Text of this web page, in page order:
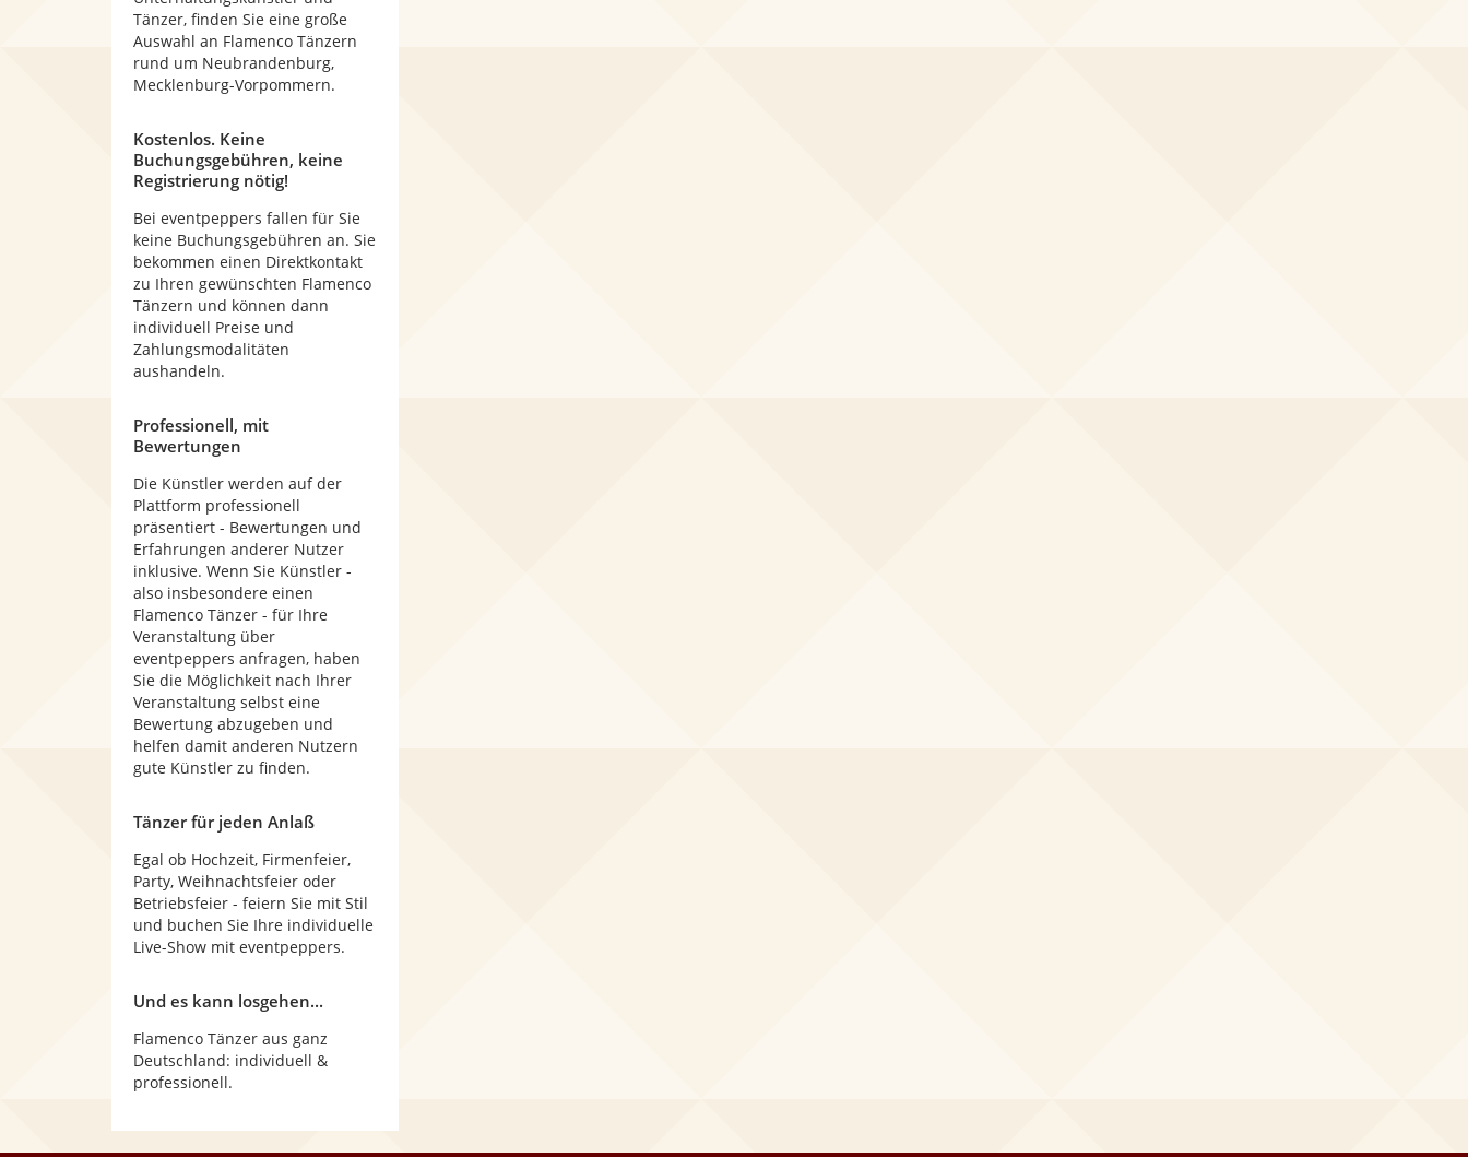
Tänzer, finden Sie eine große
Auswahl an Flamenco Tänzern
rund um Neubrandenburg,
Mecklenburg-Vorpommern.
Kostenlos. Keine
Buchungsgebühren, keine
Registrierung nötig!
Bei eventpeppers fallen für Sie
keine Buchungsgebühren an. Sie
bekommen einen Direktkontakt
zu Ihren gewünschten Flamenco
Tänzern und können dann
individuell Preise und
Zahlungsmodalitäten
aushandeln.
Professionell, mit
Bewertungen
Die Künstler werden auf der
Plattform professionell
präsentiert - Bewertungen und
Erfahrungen anderer Nutzer
inklusive. Wenn Sie Künstler -
also insbesondere einen
Flamenco Tänzer - für Ihre
Veranstaltung über
eventpeppers anfragen, haben
Sie die Möglichkeit nach Ihrer
Veranstaltung selbst eine
Bewertung abzugeben und
helfen damit anderen Nutzern
gute Künstler zu finden.
Tänzer für jeden Anlaß
Egal ob Hochzeit, Firmenfeier,
Party, Weihnachtsfeier oder
Betriebsfeier - feiern Sie mit Stil
und buchen Sie Ihre individuelle
Live-Show mit eventpeppers.
Und es kann losgehen...
Flamenco Tänzer aus ganz
Deutschland: individuell &
professionell.